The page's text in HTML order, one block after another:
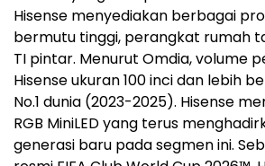
Hisense menyediakan berbagai
bermutu tinggi, perangkat rumah
TI pintar. Menurut Omdia, volume
Hisense ukuran 100 inci dan lebih
No.1 dunia (2023-2025). Hisense
RGB MiniLED yang terus
generasi baru pada segmen ini.